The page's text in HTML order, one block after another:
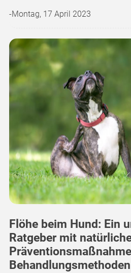
-Montag, 17 April 2023
Flöhe beim Hund: Ein
Ratgeber mit
Behandlungsmethoden